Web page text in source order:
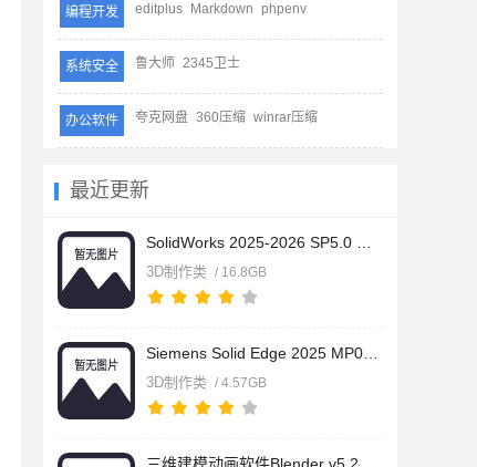
编程开发 editplus Markdown phpenv
系统安全 鲁大师 2345卫士
办公软件 夸克网盘 360压缩 winrar压缩
最近更新
3D制作类 / 16.8GB
3D制作类 / 4.57GB